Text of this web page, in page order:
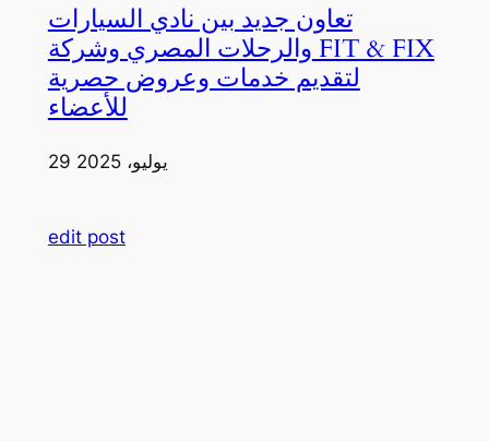
تعاون جديد بين نادي السيارات
والرحلات المصري وشركة FIT & FIX
لتقديم خدمات وعروض حصرية
للأعضاء
29 يوليو، 2025
edit post